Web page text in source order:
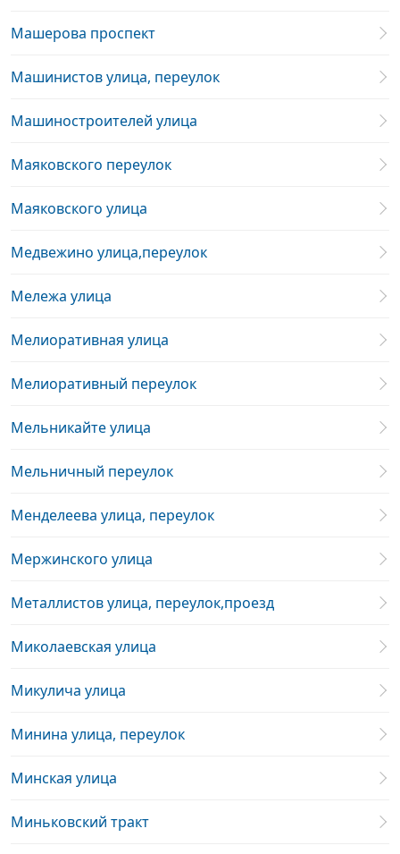
Машерова проспект
Машинистов улица, переулок
Машиностроителей улица
Маяковского переулок
Маяковского улица
Медвежино улица,переулок
Мележа улица
Мелиоративная улица
Мелиоративный переулок
Мельникайте улица
Мельничный переулок
Менделеева улица, переулок
Мержинского улица
Металлистов улица, переулок,проезд
Миколаевская улица
Микулича улица
Минина улица, переулок
Минская улица
Миньковский тракт